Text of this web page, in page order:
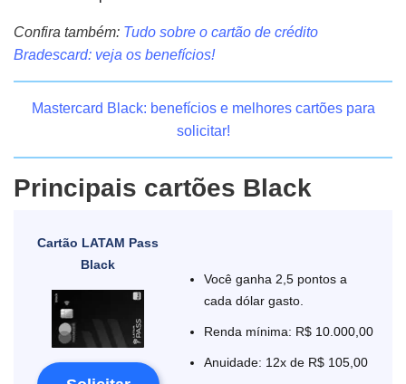
Confira também: Tudo sobre o cartão de crédito
Bradescard: veja os benefícios!
Mastercard Black: benefícios e melhores cartões para
solicitar!
Principais cartões Black
Cartão LATAM Pass
Black
Você ganha 2,5 pontos a
cada dólar gasto.
Renda mínima: R$ 10.000,00
Anuidade: 12x de R$ 105,00